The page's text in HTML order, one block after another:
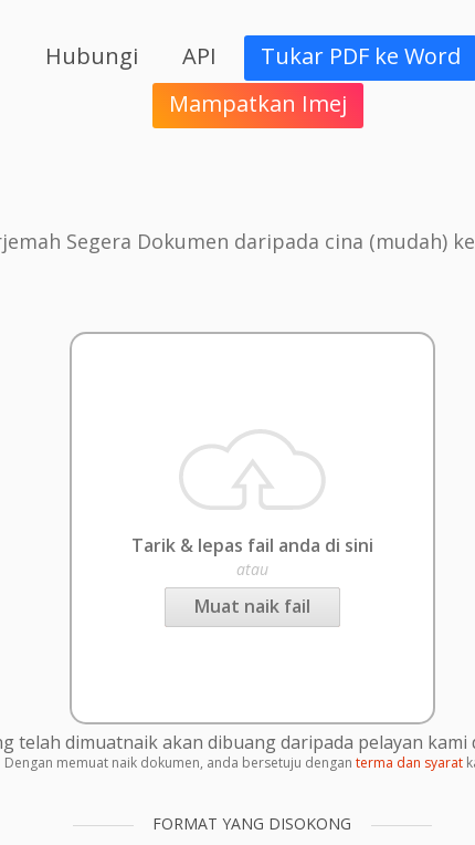
Hubungi API Tukar PDF ke Word
Mampatkan Imej
Segera Dokumen daripada cina (mudah)
Tarik & lepas fail anda di sini
atau
Muat naik fail
telah dimuatnaik akan dibuang daripada pelayan kami
Dengan memuat naik dokumen, anda bersetuju dengan terma dan syarat
FORMAT YANG DISOKONG